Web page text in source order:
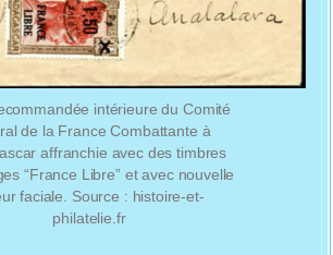
intérieure du Comité
de la France Combattante à
affranchie avec des timbres
“France Libre” et avec nouvelle
faciale. Source : histoire-et-
philatelie.fr